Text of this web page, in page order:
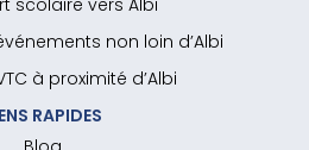
non loin d’Albi
à proximité d’Albi
RAPIDES